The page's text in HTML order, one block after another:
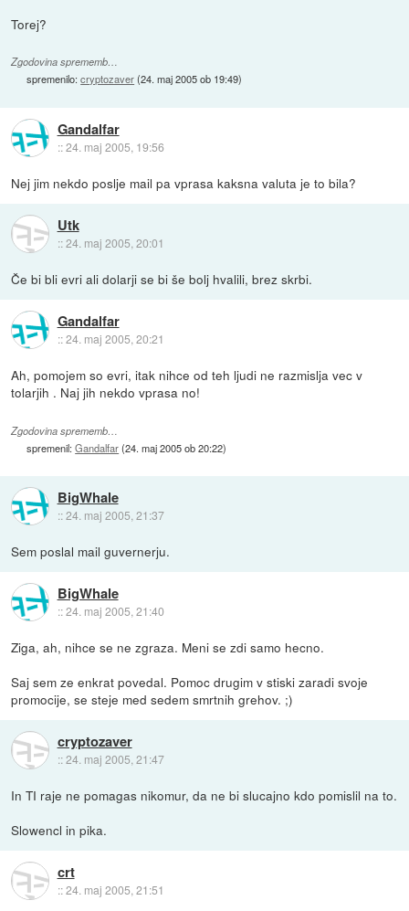
Torej?
Zgodovina sprememb…
spremenilo:cryptozaver(24. maj 2005 ob 19:49)
Gandalfar
::24. maj 2005, 19:56
Nej jim nekdo poslje mail pa vprasa kaksna valuta je to bila?
Utk
::24. maj 2005, 20:01
Če bi bli evri ali dolarji se bi še bolj hvalili, brez skrbi.
Gandalfar
::24. maj 2005, 20:21
Ah, pomojem so evri, itak nihce od teh ljudi ne razmislja vec v
tolarjih . Naj jih nekdo vprasa no!
Zgodovina sprememb…
spremenil:Gandalfar(24. maj 2005 ob 20:22)
BigWhale
::24. maj 2005, 21:37
Sem poslal mail guvernerju.
BigWhale
::24. maj 2005, 21:40
Ziga, ah, nihce se ne zgraza. Meni se zdi samo hecno.
Saj sem ze enkrat povedal. Pomoc drugim v stiski zaradi svoje
promocije, se steje med sedem smrtnih grehov. ;)
cryptozaver
::24. maj 2005, 21:47
In TI raje ne pomagas nikomur, da ne bi slucajno kdo pomislil na to.
Slowencl in pika.
crt
::24. maj 2005, 21:51